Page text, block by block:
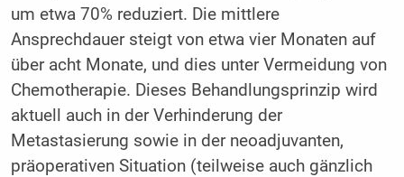
um etwa 70% reduziert. Die mittlere
Ansprechdauer steigt von etwa vier Monaten auf
über acht Monate, und dies unter Vermeidung von
Chemotherapie. Dieses Behandlungsprinzip wird
aktuell auch in der Verhinderung der
Metastasierung sowie in der neoadjuvanten,
präoperativen Situation (teilweise auch gänzlich